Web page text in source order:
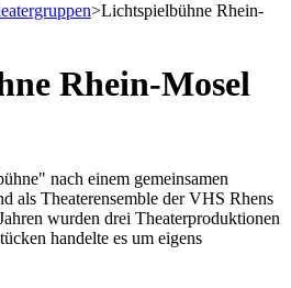
>Lichtspielbühne Rhein-
Rhein-Mosel
nach einem gemeinsamen
als Theaterensemble der VHS Rhens
wurden drei Theaterproduktionen
handelte es um eigens